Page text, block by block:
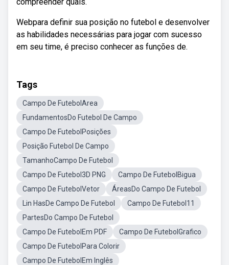
Webpara definir sua posição no futebol e desenvolver
as habilidades necessárias para jogar com sucesso
em seu time, é preciso conhecer as funções de.
Tags
Campo De FutebolArea
FundamentosDo Futebol De Campo
Campo De FutebolPosições
Posição Futebol De Campo
TamanhoCampo De Futebol
Campo De Futebol3D PNG
Campo De FutebolBigua
Campo De FutebolVetor
ÁreasDo Campo De Futebol
Lin HasDe Campo De Futebol
Campo De Futebol11
PartesDo Campo De Futebol
Campo De FutebolEm PDF
Campo De FutebolGrafico
Campo De FutebolPara Colorir
Campo De FutebolEm Inglês